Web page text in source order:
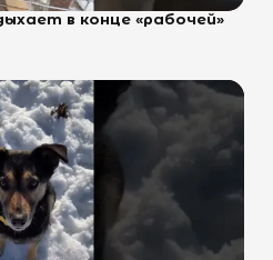
в конце «рабочей»